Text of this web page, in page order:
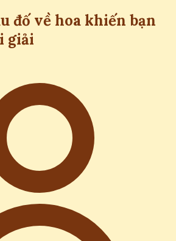
đố về hoa khiến bạn
giải